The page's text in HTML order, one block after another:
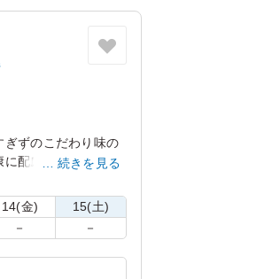
ぎずのこだわり味の
に配慮した彩り豊か
に優しい副菜も添
続きを見る
14(金) 15(土)
－ －